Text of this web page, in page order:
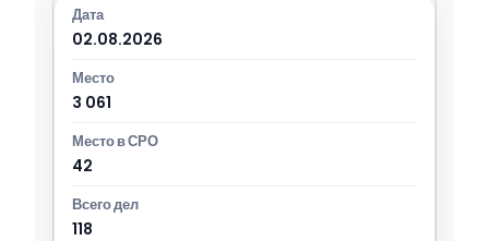
02.08.2026
3 061
42
118